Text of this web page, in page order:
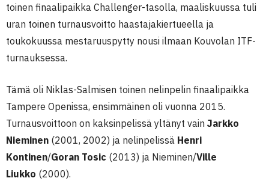
toinen finaalipaikka Challenger-tasolla, maaliskuussa tuli
uran toinen turnausvoitto haastajakiertueella ja
toukokuussa mestaruuspytty nousi ilmaan Kouvolan ITF-
turnauksessa.
Tämä oli Niklas-Salmisen toinen nelinpelin finaalipaikka
Tampere Openissa, ensimmäinen oli vuonna 2015.
Turnausvoittoon on kaksinpelissä yltänyt vain Jarkko
Nieminen (2001, 2002) ja nelinpelissä Henri
Kontinen/Goran Tosic (2013) ja Nieminen/Ville
Liukko (2000).